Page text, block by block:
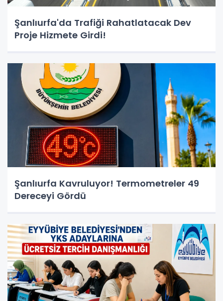
Şanlıurfa'da Trafiği Rahatlatacak Dev
Proje Hizmete Girdi!
Şanlıurfa Kavruluyor! Termometreler 49
Dereceyi Gördü